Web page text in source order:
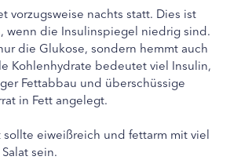
vorzugsweise nachts statt. Dies ist
wenn die Insulinspiegel niedrig sind.
die Glukose, sondern hemmt auch
Kohlenhydrate bedeutet viel Insulin,
Fettabbau und überschüssige
in Fett angelegt.
eiweißreich und fettarm mit viel
sein.